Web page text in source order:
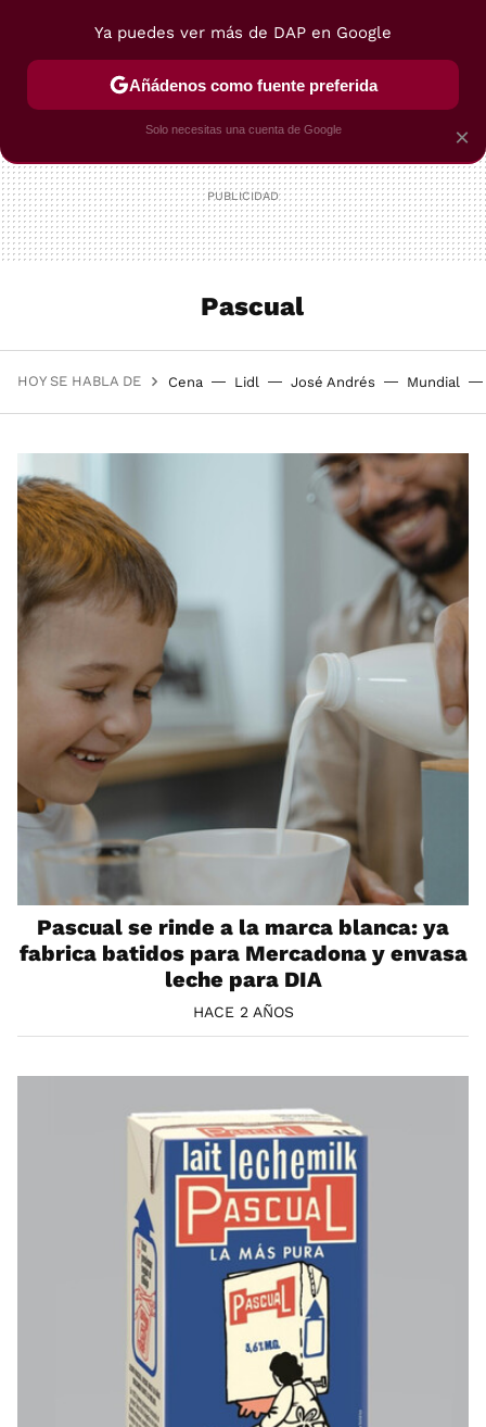
POSTRES VIAJES SELECCIÓN VEGUI
Pascual
HOY SE HABLA DE Cena Lidl José Andrés Mundial
Pascual se rinde a la marca blanca: ya
fabrica batidos para Mercadona y envasa
leche para DIA
HACE 2 AÑOS
×
Ya puedes ver más de DAP en Google
Añádenos como fuente preferida
Solo necesitas una cuenta de Google